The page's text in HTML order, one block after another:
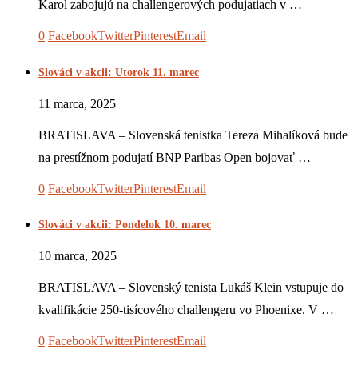
Karol zabojujú na challengerových podujatiach v …
0 FacebookTwitterPinterestEmail
Slováci v akcii: Utorok 11. marec
11 marca, 2025
BRATISLAVA – Slovenská tenistka Tereza Mihalíková bude
na prestížnom podujatí BNP Paribas Open bojovať …
0 FacebookTwitterPinterestEmail
Slováci v akcii: Pondelok 10. marec
10 marca, 2025
BRATISLAVA – Slovenský tenista Lukáš Klein vstupuje do
kvalifikácie 250-tisícového challengeru vo Phoenixe. V …
0 FacebookTwitterPinterestEmail